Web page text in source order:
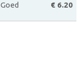
Goed € 6.20